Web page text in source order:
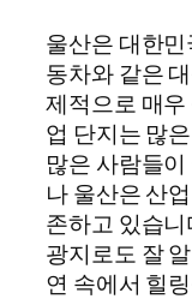
울산은 대한
동차와 같은
제적으로 매
업 단지는 많
많은 사람들
나 울산은 산
존하고 있습
광지로도 잘
연 속에서 힐